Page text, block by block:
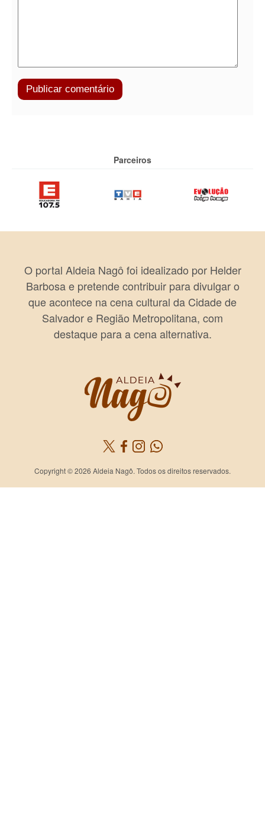
Parceiros
O portal Aldeia Nagô foi idealizado por Helder
Barbosa e pretende contribuir para divulgar o
que acontece na cena cultural da Cidade de
Salvador e Região Metropolitana, com
destaque para a cena alternativa.
Copyright © 2026 Aldeia Nagô. Todos os direitos reservados.